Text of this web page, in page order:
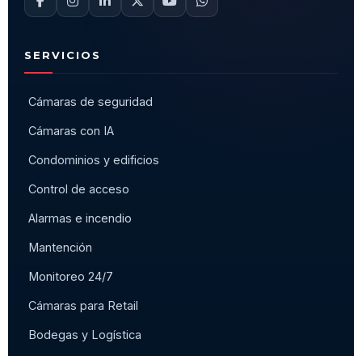
SERVICIOS
Cámaras de seguridad
Cámaras con IA
Condominios y edificios
Control de acceso
Alarmas e incendio
Mantención
Monitoreo 24/7
Cámaras para Retail
Bodegas y Logística